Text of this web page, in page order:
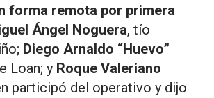
forma remota por primera
Ángel Noguera, tío
Diego Arnaldo “Huevo”
Loan; y Roque Valeriano
participó del operativo y dijo